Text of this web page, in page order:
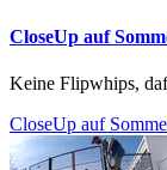
CloseUp auf
Keine Flipwhips,
CloseUp auf